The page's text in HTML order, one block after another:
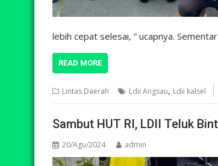
lebih cepat selesai, ” ucapnya.
READ MORE
Lintas Daerah Ldii Angsau, Ldii kalsel
Sambut HUT RI, LDII Teluk
20/Agu/2024 admin